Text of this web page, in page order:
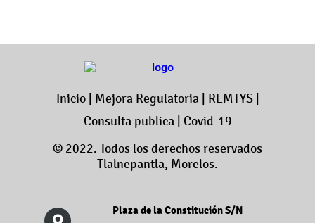
Inicio| Mejora Regulatoria REMTYS|
Consulta publica
Covid-19
© 2022. Todos los derechos reservados
Tlalnepantla, Morelos.
Plaza de la Constitución S/N